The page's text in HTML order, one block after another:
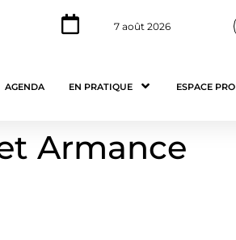
7 août 2026
AGENDA EN PRATIQUE ESPACE PRO
Armance